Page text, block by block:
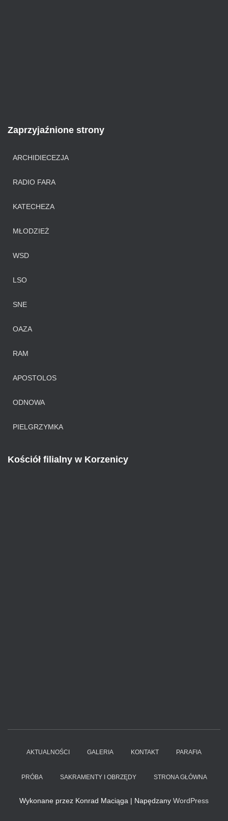
Zaprzyjaźnione strony
ARCHIDIECEZJA
RADIO FARA
KATECHEZA
MŁODZIEŻ
WSD
LSO
SNE
OAZA
RAM
APOSTOLOS
ODNOWA
PIELGRZYMKA
Kościół filialny w Korzenicy
AKTUALNOŚCI GALERIA KONTAKT PARAFIA
PRÓBA SAKRAMENTY I OBRZĘDY STRONA GŁÓWNA
Wykonane przez Konrad Maciąga | Napędzany WordPress